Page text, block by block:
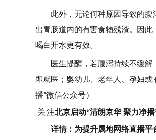
此外，无论何种原因导致的
出胃肠道内的有害食物残渣。因
喝白开水更有效。
医生提醒，若腹泻持续不缓
即就医；婴幼儿、老年人、孕妇
播”微信公众号）
关 注北京启动“清朗京华 聚力净
详情：为提升属地网络直播